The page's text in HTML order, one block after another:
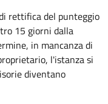
rettifica del punteggio
15 giorni dalla
in mancanza di
l'istanza si
diventano